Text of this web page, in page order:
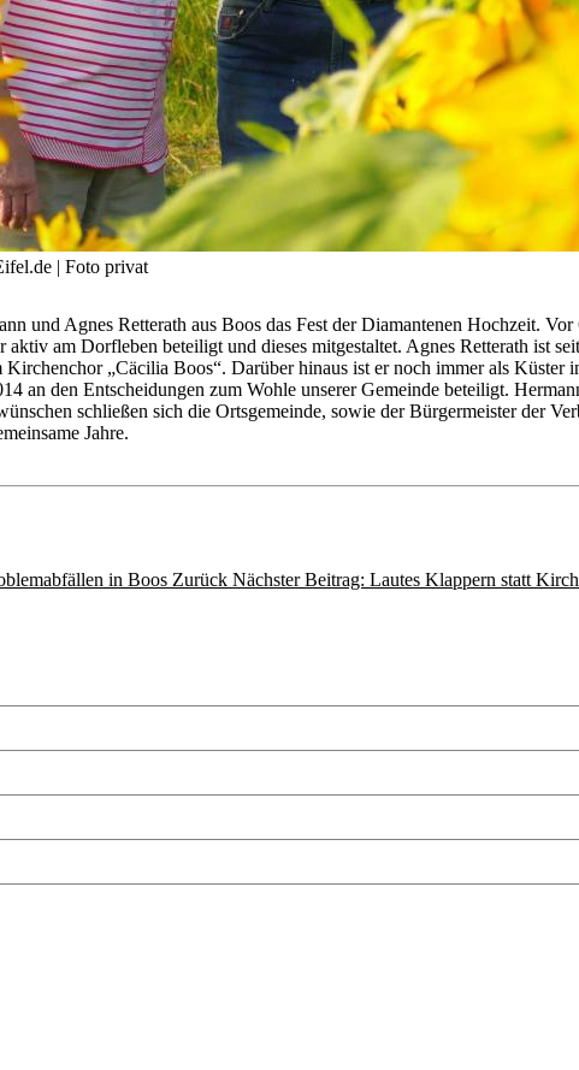
| Foto privat
und Agnes Retterath aus Boos das Fest der Diamantenen Hochzeit.
aktiv am Dorfleben beteiligt und dieses mitgestaltet. Agnes Retterath ist
„Cäcilia Boos“. Darüber hinaus ist er noch immer als
an den Entscheidungen zum Wohle unserer Gemeinde beteiligt.
schließen sich die Ortsgemeinde, sowie der Bürgermeister der
Jahre.
in Boos Zurück Nächster Beitrag: Lautes Klappern statt